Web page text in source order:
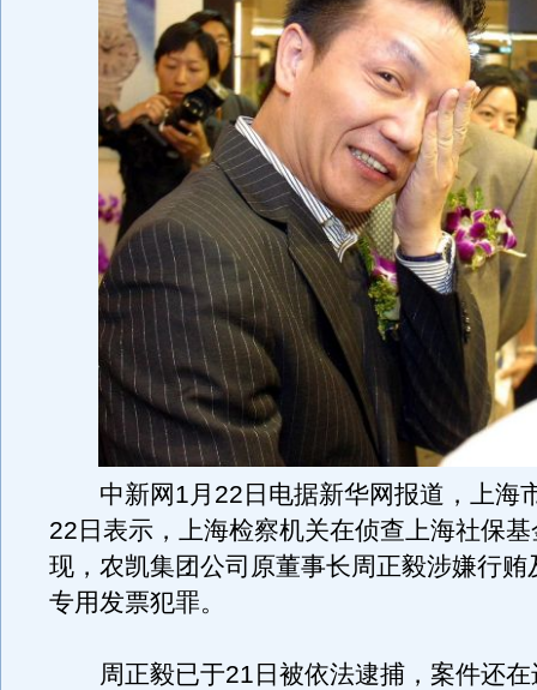
中新网1月22日电据新华网报道，上海
22日表示，上海检察机关在侦查上海社保
现，农凯集团公司原董事长周正毅涉嫌行贿
专用发票犯罪。
周正毅已于21日被依法逮捕，案件还在